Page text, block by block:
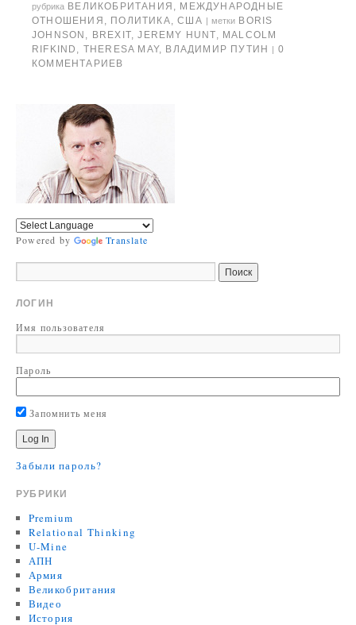
рубрика ВЕЛИКОБРИТАНИЯ , МЕЖДУНАРОДНЫЕ
ОТНОШЕНИЯ , ПОЛИТИКА,США метки BORIS
JOHNSON , BREXIT,JEREMY HUNT, MALCOLM
RIFKIND , THERESA MAY, ВЛАДИМИР ПУТИН
0
КОММЕНТАРИЕВ
Powered by Translate
ЛОГИН
Имя пользователя
Пароль
Запомнить меня
Забыли пароль?
РУБРИКИ
Premium
Relational Thinking
U-Mine
АПН
Армия
Великобритания
Видео
История